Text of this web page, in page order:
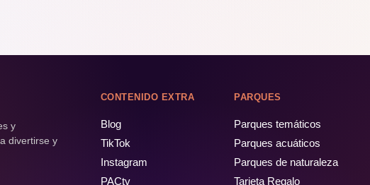
y
divertirse y
CONTENIDO EXTRA
Blog
TikTok
Instagram
PACtv
PARQUES
Parques temáticos
Parques acuáticos
Parques de naturaleza
Tarjeta Regalo